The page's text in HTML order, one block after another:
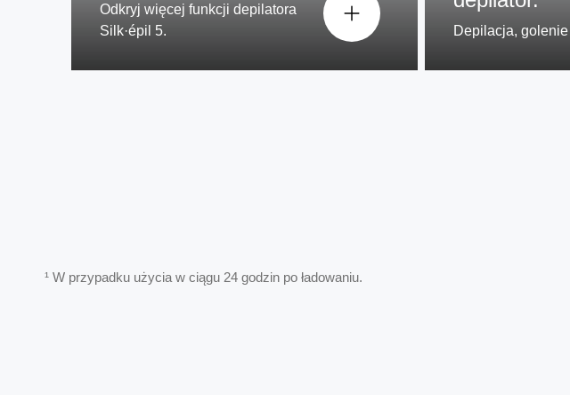
Odkryj więcej funkcji depilatora
Silk·épil 5.
Depilacja,
¹ W przypadku użycia w ciągu 24 godzin po ładowaniu.